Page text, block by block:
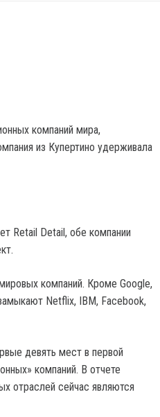
компаний мира,
из Купертино удерживала
Retail Detail, обе компании
компаний. Кроме Google,
Netflix, IBM, Facebook,
девять мест в первой
компаний. В отчете
отраслей сейчас являются